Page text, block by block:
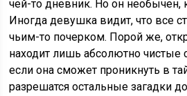
чей-то дневник. Но он необычен,
Иногда девушка видит, что все
чьим-то почерком. Порой же,
находит лишь абсолютно чистые
если она сможет проникнуть в
разрешатся остальные загадки